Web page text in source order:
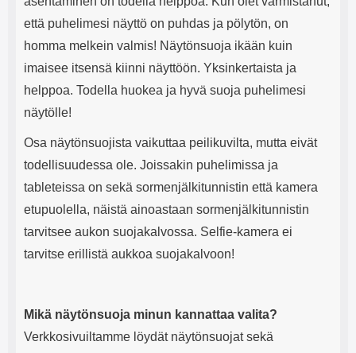
että puhelimesi näyttö on puhdas ja pölytön, on
homma melkein valmis! Näytönsuoja ikään kuin
imaisee itsensä kiinni näyttöön. Yksinkertaista ja
helppoa. Todella huokea ja hyvä suoja puhelimesi
näytölle!
Osa näytönsuojista vaikuttaa peilikuvilta, mutta eivät
todellisuudessa ole. Joissakin puhelimissa ja
tableteissa on sekä sormenjälkitunnistin että kamera
etupuolella, näistä ainoastaan sormenjälkitunnistin
tarvitsee aukon suojakalvossa. Selfie-kamera ei
tarvitse erillistä aukkoa suojakalvoon!
Mikä näytönsuoja minun kannattaa valita?
Verkkosivuiltamme löydät näytönsuojat sekä